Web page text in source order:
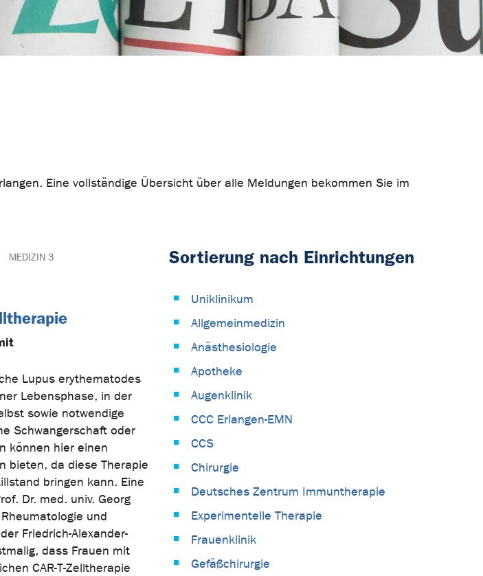
Eine vollständige Übersicht über alle Meldungen bekommen Sie im
MEDIZIN 3
Lupus erythematodes
Lebensphase, in der
sowie notwendige
Schwangerschaft oder
können hier einen
bieten, da diese Therapie
bringen kann. Eine
Dr. med. univ. Georg
und
Friedrich-Alexander-
dass Frauen mit
CAR-T-Zelltherapie
Sortierung nach Einrichtungen
Uniklinikum
Allgemeinmedizin
Anästhesiologie
Apotheke
Augenklinik
CCC Erlangen-EMN
CCS
Chirurgie
Deutsches Zentrum Immuntherapie
Experimentelle Therapie
Frauenklinik
Gefäßchirurgie